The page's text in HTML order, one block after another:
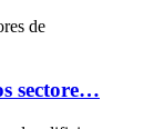
sectore…